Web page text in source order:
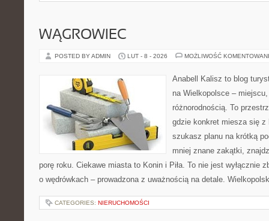
WĄGROWIEC
POSTED BY ADMIN LUT - 8 - 2026 MOŻLIWOŚĆ
Anabell Kalisz to blog
na Wielkopolsce –
różnorodnością. To
gdzie konkret miesza się
szukasz planu na krótką
mniej znane zakątki,
porę roku. Ciekawe miasta to Konin i Piła. To nie jest wyłącznie
o wędrówkach – prowadzona z uważnością na detale.
CATEGORIES: NIERUCHOMOŚCI